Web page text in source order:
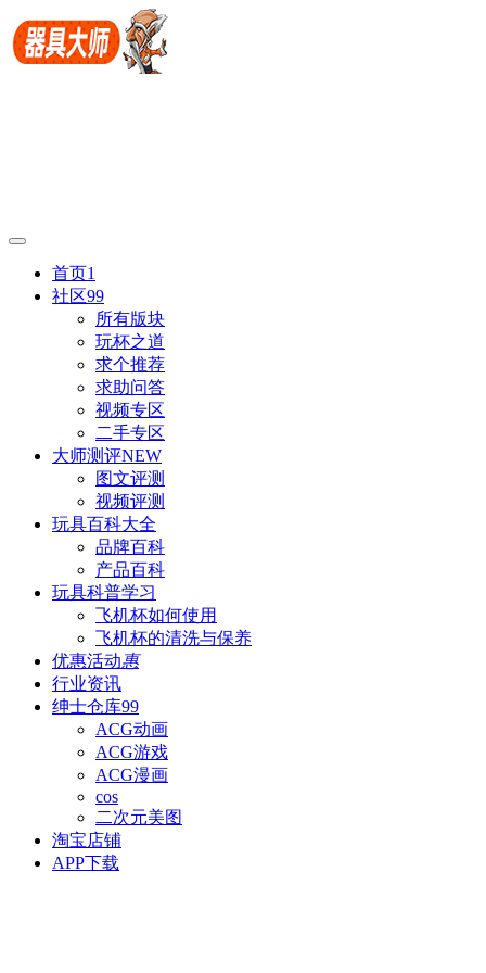
首页1
社区99
所有版块
玩杯之道
求个推荐
求助问答
视频专区
二手专区
大师测评NEW
图文评测
视频评测
玩具百科大全
品牌百科
产品百科
玩具科普学习
飞机杯如何使用
飞机杯的清洗与保养
优惠活动惠
行业资讯
绅士仓库99
ACG动画
ACG游戏
ACG漫画
cos
二次元美图
淘宝店铺
APP下载